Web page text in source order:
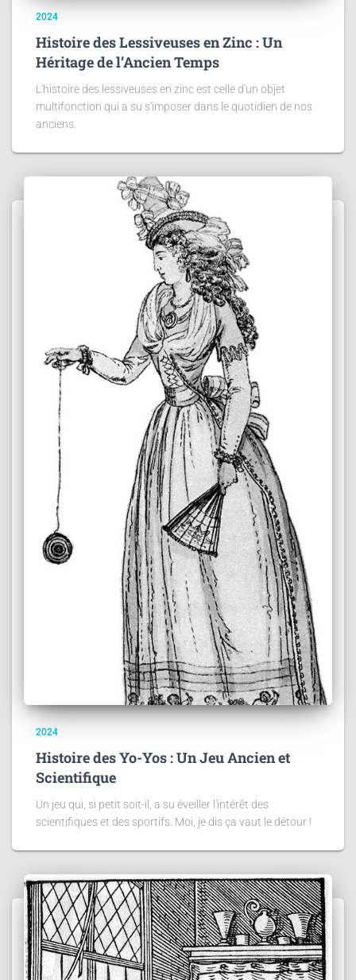
2024
Histoire des Lessiveuses en Zinc : Un
Héritage de l’Ancien Temps
L'histoire des lessiveuses en zinc est celle d'un objet
multifonction qui a su s'imposer dans le quotidien de nos
anciens.
2024
Histoire des Yo-Yos : Un Jeu Ancien et
Scientifique
Un jeu qui, si petit soit-il, a su éveiller l'intérêt des
scientifiques et des sportifs. Moi, je dis ça vaut le détour !